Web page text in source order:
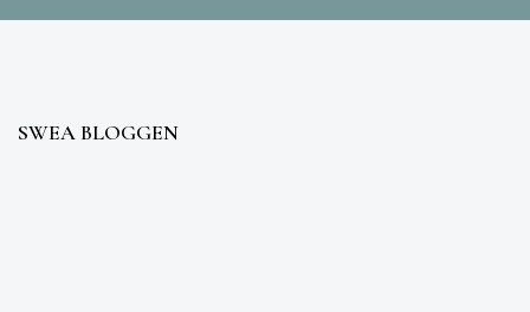
SWEA BLOGGEN